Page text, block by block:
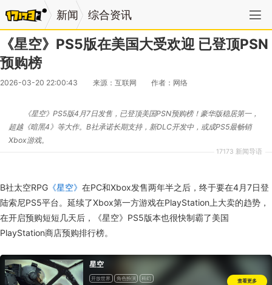
新闻 综合资讯
《星空》PS5版在美国大受欢迎 已登顶PSN
预购榜
2026-03-20 22:00:43 来源：互联网 作者：网络
17173 新闻导语
《星空》PS5版4月7日发售，已登顶美国PSN预购榜！豪华版稳居第一，
超越《暗黑4》等大作。B社承诺长期支持，新DLC开发中，或成PS5最畅销
Xbox游戏。
B社太空RPG 《星空》 在PC和Xbox发售两年半之后，终于要在4月7日登
陆索尼PS5平台。延续了Xbox第一方游戏在PlayStation上大卖的趋势，
在开启预购短短几天后，《星空》PS5版本也很快制霸了美国
PlayStation商店预购排行榜。
星空
开放世界 角色扮演 科幻 查看更多